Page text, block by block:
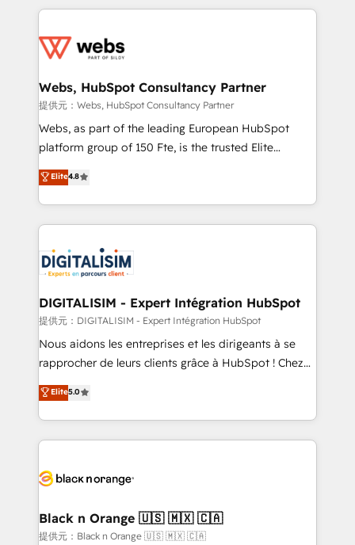
adoption, sales process and marketing results.
the first time 🔧 Designing and optimising your
and build using HubSpot 🔌 Integrating HubSpot
with other systems 🎓 Training your teams to be
HubSpot pros 📊 Lead generation services using
HubSpot Why us? - SIX HubSpot Accreditations -
CRM, Solutions Architecture, Onboarding , Data
Migration, Custom Integration & Platform
team of 25+ experts Contact us today to help you
get more from your investment in HubSpot.
Webs, HubSpot Consultancy Partner
提供元：Webs, HubSpot Consultancy Partner
Webs, as part of the leading European HubSpot
platform group of 150 Fte, is the trusted Elite
HubSpot CRM Partner offering you a roadmap on
maximizing EBITDA and achieving Commercial
Excellence. With our targeted processes, we
strengthen your digital transformation and minimize
Implementation partner, we provide expertise to
drive your business forward. Since 2015 we are fully
dedicated to HubSpot and with an experienced
team (50+), we work with reputable companies in
B2B sectors such as manufacturing, SaaS and
business services. We prepare a customized
impact of your digital transformation, including a
detailed financial rationale with a focus on ROI and
embark on a transformational journey that sets your
business up for long-term success. Unlock your
business. If not now, when?
Elite4.8
DIGITALISIM - Expert Intégration HubSpot
提供元：DIGITALISIM - Expert Intégration HubSpot
Nous aidons les entreprises et les dirigeants à se
rapprocher de leurs clients grâce à HubSpot ! Chez
DIGITALISIM, nous avons l'intime conviction que la
réussite des entreprises passe par l’innovation web,
le marketing digital, et la relation client ! C'est
pourquoi, nos experts sont à la fois capables de
référencement, votre stratégie digitale et le pilotage
projet HubSpot avec DIGITALISIM : 🧽 Nettoyage,
migration et intégration des bases de données. 🚀
Elite5.0
Black n Orange 🇺🇸 🇲🇽 🇨🇦
提供元：Black n Orange 🇺🇸 🇲🇽 🇨🇦